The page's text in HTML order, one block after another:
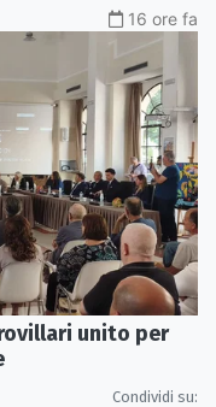
16 ore fa
unito per
Condividi su: